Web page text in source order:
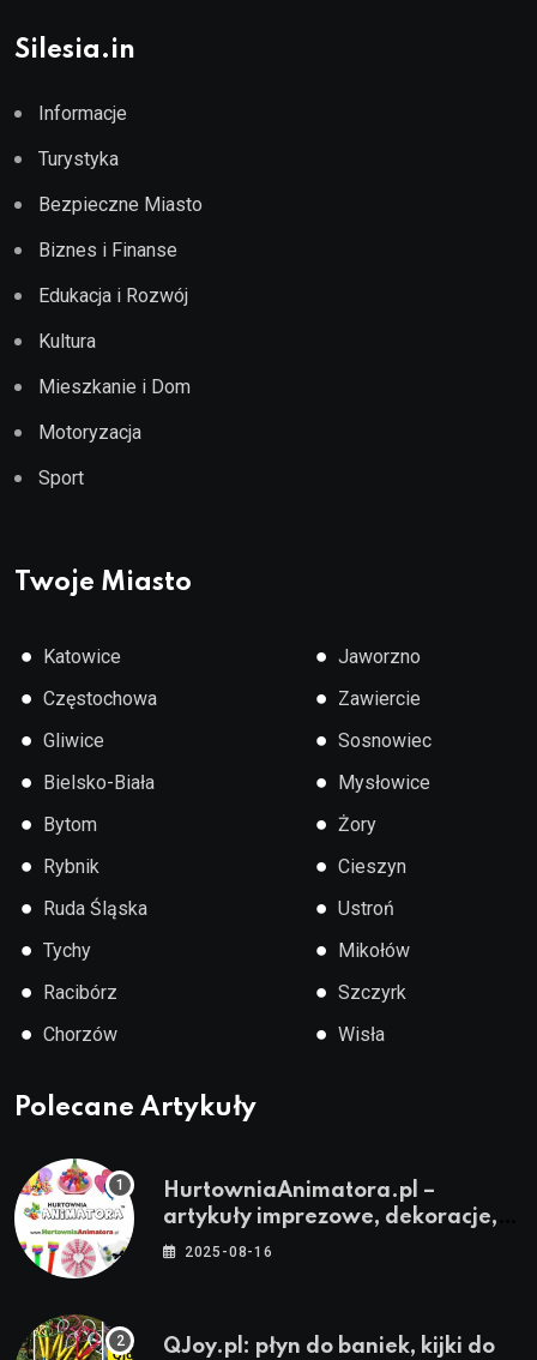
Silesia.in
Informacje
Turystyka
Bezpieczne Miasto
Biznes i Finanse
Edukacja i Rozwój
Kultura
Mieszkanie i Dom
Motoryzacja
Sport
Twoje Miasto
● Katowice
● Częstochowa
● Gliwice
● Bielsko-Biała
● Bytom
● Rybnik
● Ruda Śląska
● Tychy
● Racibórz
● Chorzów
● Jaworzno
● Zawiercie
● Sosnowiec
● Mysłowice
● Żory
● Cieszyn
● Ustroń
● Mikołów
● Szczyrk
● Wisła
Polecane Artykuły
HurtowniaAnimatora.pl –
artykuły imprezowe, dekoracje,
stroje i akcesoria dla animatorów
2025-08-16
QJoy.pl: płyn do baniek, kijki do